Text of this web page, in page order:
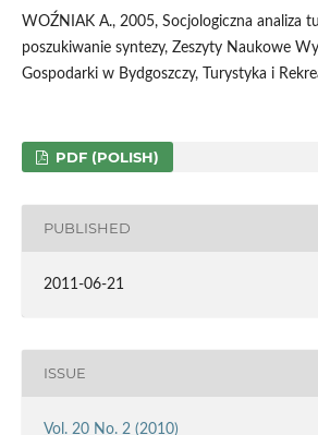
WOŹNIAK A., 2005, Socjologiczna analiza
poszukiwanie syntezy, Zeszyty Naukowe
Gospodarki w Bydgoszczy, Turystyka i
PDF (POLISH)
PUBLISHED
2011-06-21
ISSUE
Vol. 20 No. 2 (2010)